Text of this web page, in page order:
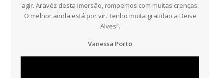
agir. Aravéz desta imersão, rompemos com muitas crenças.
O melhor ainda está por vir. Tenho muita gratidão a Deise
Alves”.
Vanessa Porto